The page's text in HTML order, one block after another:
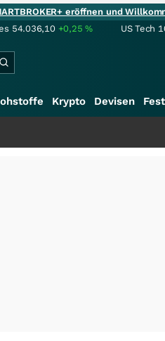
eröffnen und
54.036,10 +0,25% US Tech
Krypto Devisen